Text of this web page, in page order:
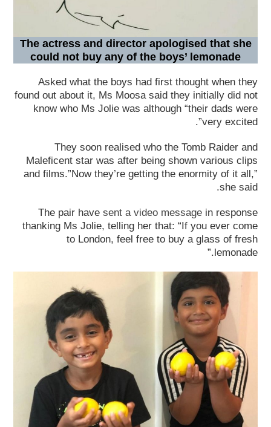
The actress and director apologised that she
could not buy any of the boys’ lemonade
Asked what the boys had first thought when they
found out about it, Ms Moosa said they initially did not
know who Ms Jolie was although “their dads were
very excited”.
They soon realised who the Tomb Raider and
Maleficent star was after being shown various clips
and films.”Now they’re getting the enormity of it all,”
she said.
The pair havesent a video message in response
thanking Ms Jolie, telling her that: “If you ever come
to London, feel free to buy a glass of fresh
lemonade.”